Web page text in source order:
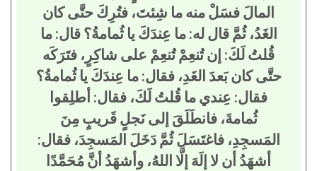
المالَ فسَلْ منه ما شِئتَ، فتُرِكَ حتَّى كان
الغَدُ، ثُمَّ قال له: ما عِندَكَ يا ثُمامةُ؟ قال: ما
قُلتُ لَكَ: إن تُنعِمْ تُنعِمْ على شاكِرٍ، فتَرَكَه
حتَّى كان بَعدَ الغَدِ، فقال: ما عِندَكَ يا ثُمامةُ؟
فقال: عِندي ما قُلتُ لَكَ، فقال: أطلِقوا
ثُمامةَ، فانطَلَقَ إلى نَجلٍ قَريبٍ مِنَ
المَسجِدِ، فاغتَسَلَ ثُمَّ دَخَلَ المَسجِدَ، فقال:
أشهَدُ أن لا إلَهَ إلَّا اللهُ، وأشهَدُ أنَّ مُحَمَّدًا